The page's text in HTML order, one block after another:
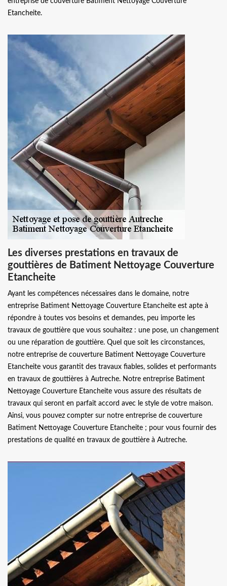
Etancheite.
Les diverses prestations en travaux de
gouttières de Batiment Nettoyage Couverture
Etancheite
Ayant les compétences nécessaires dans le domaine, notre
entreprise Batiment Nettoyage Couverture Etancheite est apte à
répondre à toutes vos besoins et demandes, peu importe les
travaux de gouttière que vous souhaitez : une pose, un changement
ou une réparation de gouttière. Quel que soit les circonstances,
notre entreprise de couverture Batiment Nettoyage Couverture
Etancheite vous garantit des travaux fiables, solides et performants
en travaux de gouttières à Autreche. Notre entreprise Batiment
Nettoyage Couverture Etancheite vous assure des résultats de
travaux qui seront en parfait accord avec le style de votre maison.
Ainsi, vous pouvez compter sur notre entreprise de couverture
Batiment Nettoyage Couverture Etancheite ; pour vous fournir des
prestations de qualité en travaux de gouttière à Autreche.